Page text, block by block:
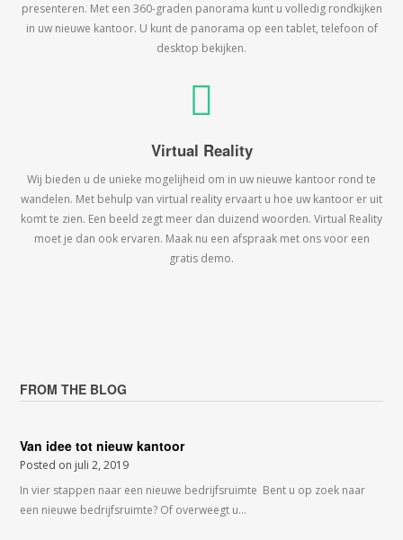
presenteren. Met een 360-graden panorama kunt u volledig rondkijken
in uw nieuwe kantoor. U kunt de panorama op een tablet, telefoon of
desktop bekijken.
Virtual Reality
Wij bieden u de unieke mogelijheid om in uw nieuwe kantoor rond te
wandelen. Met behulp van virtual reality ervaart u hoe uw kantoor er uit
komt te zien. Een beeld zegt meer dan duizend woorden. Virtual Reality
moet je dan ook ervaren. Maak nu een afspraak met ons voor een
gratis demo.
FROM THE BLOG
Van idee tot nieuw kantoor
Posted on juli 2, 2019
In vier stappen naar een nieuwe bedrijfsruimte Bent u op zoek naar
een nieuwe bedrijfsruimte? Of overweegt u…